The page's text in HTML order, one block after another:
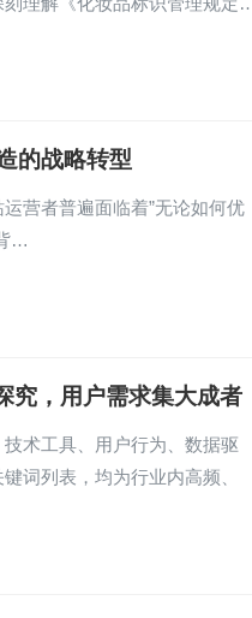
的战略转型
营者普遍面临着”无论如何优
…
究，用户需求集大成者
术工具、用户行为、数据驱
词列表，均为行业内高频、